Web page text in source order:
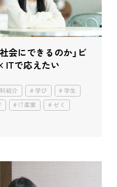
会にできるのか」 ビ
ITで応えたい
紹介 学び
学生
IT産業
ゼミ